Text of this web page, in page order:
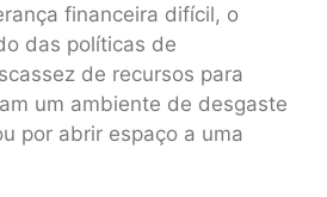
financeira difícil, o
das políticas de
de recursos para
um ambiente de desgaste
por abrir espaço a uma